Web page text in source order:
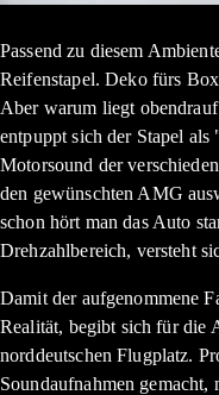
Passend zu diesem
Reifenstapel. Deko fürs
Aber warum liegt
entpuppt sich der Stapel
Motorsound der
den gewünschten AMG
schon hört man das Auto
Drehzahlbereich, versteht
Damit der aufgenommene
Realität, begibt sich für die
norddeutschen Flugplatz.
Soundaufnahmen